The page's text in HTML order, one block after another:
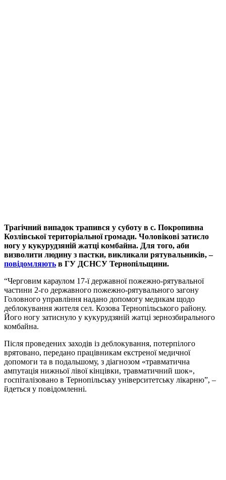
Трагічний випадок трапився у суботу в с. Покропивна
Козлівської територіальної громади. Чоловікові затисло
ногу у кукурудзяній жатці комбайна. Для того, аби
визволити людину з пастки, викликали рятувальників, –
повідомляють в ГУ ДСНСУ Тернопільщини.
“Черговим караулом 17-ї державної пожежно-рятувальної
частини 2-го державного пожежно-рятувального загону
Головного управління надано допомогу медикам щодо
деблокування жителя сел. Козова Тернопільського району.
Його ногу затиснуло у кукурудзяній жатці зернозбирального
комбайна.
Після проведених заходів із деблокування, потерпілого
врятовано, передано працівникам екстреної медичної
допомоги та в подальшому, з діагнозом «травматична
ампутація нижньої лівої кінцівки, травматичний шок»,
госпіталізовано в Тернопільську університетську лікарню”, –
йдеться у повідомленні.